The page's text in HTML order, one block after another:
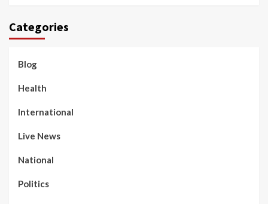
Categories
Blog
Health
International
Live News
National
Politics